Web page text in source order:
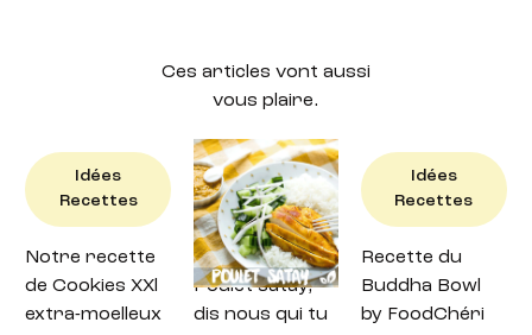
Ces articles vont aussi
vous plaire.
Idées
Recettes
Notre recette
de Cookies XXl
extra-moelleux
Idées
Recettes
Recette : petit
Poulet satay,
dis nous qui tu
Idées
Recettes
Recette du
Buddha Bowl
by FoodChéri